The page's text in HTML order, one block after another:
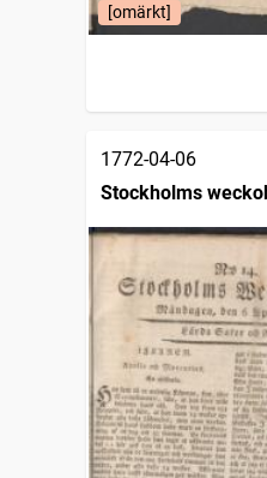
[omärkt]
1772-04-06
Stockholms